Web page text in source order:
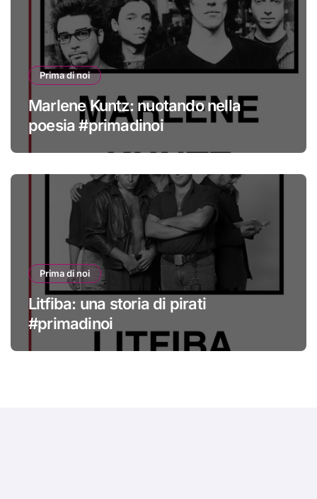
Prima di noi
Marlene Kuntz: nuotando nella
poesia #primadinoi
Prima di noi
Litfiba: una storia di pirati
#primadinoi